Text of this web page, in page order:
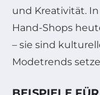
und Kreativität.
Hand-Shops
– sie sind
Modetrends